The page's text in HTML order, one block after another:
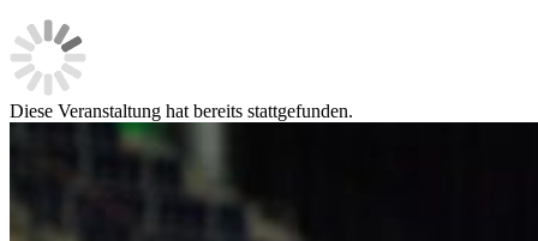
Diese Veranstaltung hat bereits stattgefunden.